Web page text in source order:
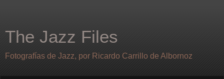
The Jazz Files
Fotografías de Jazz, por Ricardo Carrillo de Albornoz